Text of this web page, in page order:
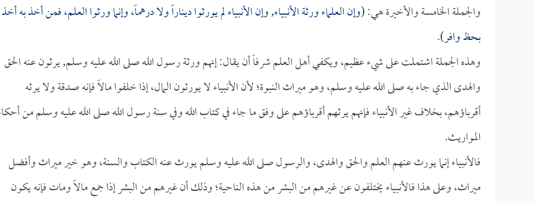
والجملة الخامسة والأخيرة هي: (وإن العلماء ورثة الأنبياء, وإن الأنبياء لم يورثوا ديناراً ولا درهماً، وإنما ورثوا العلم، فمن أخذ به أخذ
بحظ وافر).
وهذه الجملة اشتملت على شيء عظيم، ويكفي أهل العلم شرفاً أن يقال: إنهم ورثة رسول الله صلى الله عليه وسلم, يرثون عنه الحق
والهدى الذي جاء به صلى الله عليه وسلم، وهو ميراث النبوة؛ لأن الأنبياء لا يورثون المال، إذا خلفوا مالاً فإنه صدقة ولا يرثه
أقرباؤهم، بخلاف غير الأنبياء فإنهم يرثهم أقرباؤهم على وفق ما جاء في كتاب الله وفي سنة رسول الله صلى الله عليه وسلم من
المواريث.
فالأنبياء إنما يورث عنهم العلم والحق والهدى، والرسول صلى الله عليه وسلم يورث عنه الكتاب والسنة، وهو خير ميراث وأفضل
ميراث، وعلى هذا فالأنبياء يختلفون عن غيرهم من البشر من هذه الناحية؛ وذلك أن غيرهم من البشر إذا جمع مالاً ومات فإنه يكون